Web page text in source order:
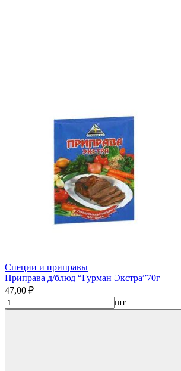
Специи и приправы
Приправа д/блюд “Гурман Экстра”70г
47,00 ₽
шт